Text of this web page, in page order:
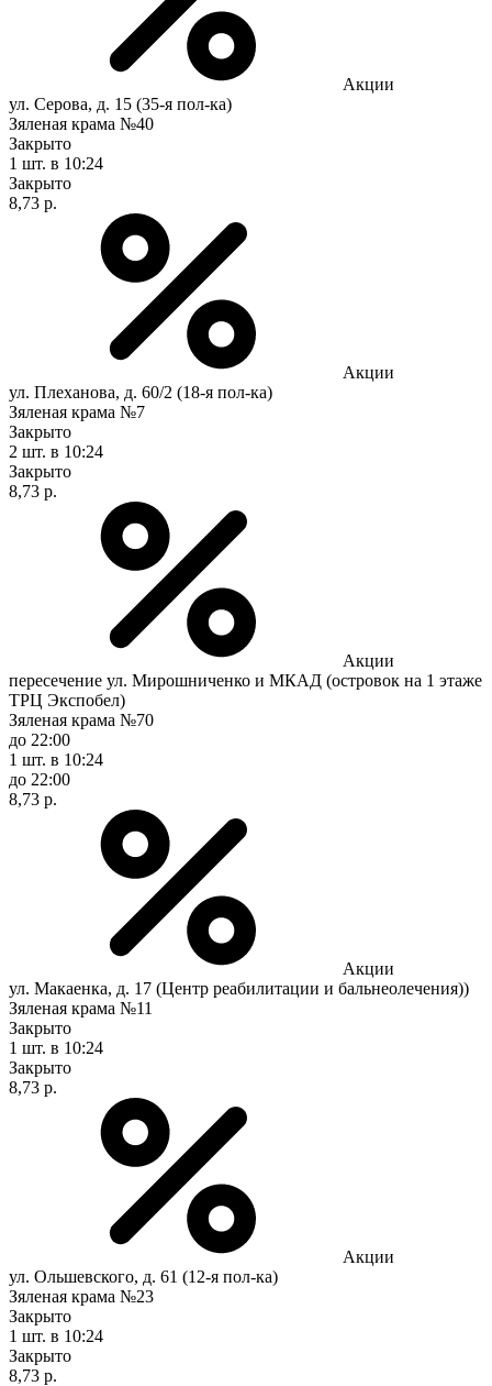
Акции
ул. Серова, д. 15 (35-я пол-ка)
Зяленая крама №40
Закрыто
1 шт. в 10:24
Закрыто
8,73 р.
Акции
ул. Плеханова, д. 60/2 (18-я пол-ка)
Зяленая крама №7
Закрыто
2 шт. в 10:24
Закрыто
8,73 р.
Акции
пересечение ул. Мирошниченко и МКАД (островок на 1 этаже
ТРЦ Экспобел)
Зяленая крама №70
до 22:00
1 шт. в 10:24
до 22:00
8,73 р.
Акции
ул. Макаенка, д. 17 (Центр реабилитации и бальнеолечения))
Зяленая крама №11
Закрыто
1 шт. в 10:24
Закрыто
8,73 р.
Акции
ул. Ольшевского, д. 61 (12-я пол-ка)
Зяленая крама №23
Закрыто
1 шт. в 10:24
Закрыто
8,73 р.